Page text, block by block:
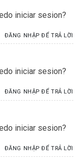
iniciar sesion?
ĐĂNG NHẬP ĐỂ TRẢ LỜI
iniciar sesion?
ĐĂNG NHẬP ĐỂ TRẢ LỜI
iniciar sesion?
ĐĂNG NHẬP ĐỂ TRẢ LỜI